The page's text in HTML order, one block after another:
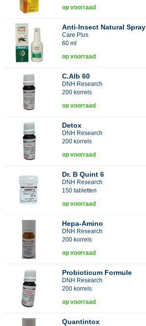
op voorraad
Anti-Insect Natural Spray
Care Plus
60 ml
op voorraad
C.Alb 60
DNH Research
200 korrels
op voorraad
Detox
DNH Research
200 korrels
op voorraad
Dr. B Quint 6
DNH Research
150 tabletten
op voorraad
Hepa-Amino
DNH Research
200 korrels
op voorraad
Probioticum Formule
DNH Research
200 korrels
op voorraad
Quantintox